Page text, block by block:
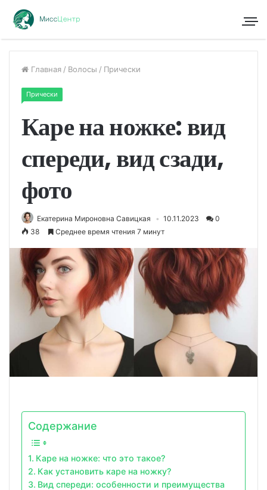
Главная / Волосы / Прически
Прически
Каре на ножке: вид
спереди, вид сзади,
фото
Екатерина Мироновна Савицкая 10.11.2023
0
38
Среднее время чтения 7 минут
Содержание
Каре на ножке: что это такое?
Как установить каре на ножку?
Вид спереди: особенности и преимущества